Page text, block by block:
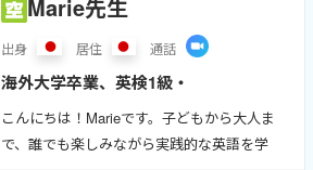
Marie先生
出身 居住 通話
海外大学卒業、英検1級・
TOEIC980点☆ イギリス・アメリカ
に滞在9年＆英会話スクール10年勤
こんにちは！Marieです。子どもから大人ま
で、誰でも楽しみながら実践的な英語を学